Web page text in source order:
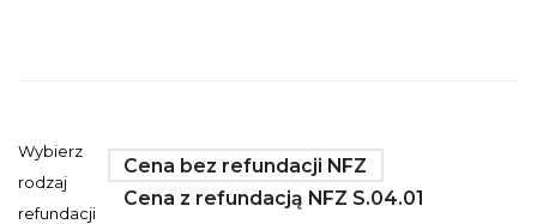
Wybierz
rodzaj
refundacji
Cena bez refundacji NFZ
Cena z refundacją NFZ S.04.01